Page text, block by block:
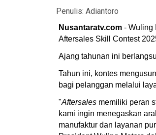
Penulis: Adiantoro
Nusantaratv.com - Wuling
Aftersales Skill Contest
Ajang tahunan ini
Tahun ini, kontes
bagi pelanggan melalui
"Aftersales memiliki peran
kami ingin menegaskan
manufaktur dan layanan